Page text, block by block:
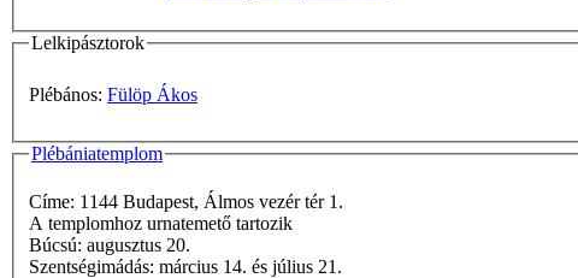
Lelkipásztorok
Plébános: Fülöp Ákos
Plébániatemplom
Címe: 1144 Budapest, Álmos vezér tér 1.
A templomhoz urnatemető tartozik
Búcsú: augusztus 20.
Szentségimádás: március 14. és július 21.